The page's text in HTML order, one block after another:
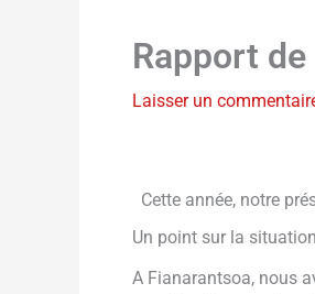
Rapport
Laisser un
Mission
Cette année, notre
Un point sur la
A Fianarantsoa, nous